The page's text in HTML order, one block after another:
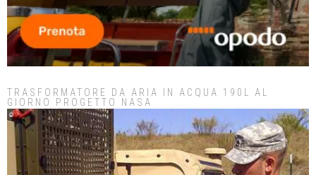
TRASFORMATORE DA ARIA IN ACQUA 190L AL
GIORNO PROGETTO NASA